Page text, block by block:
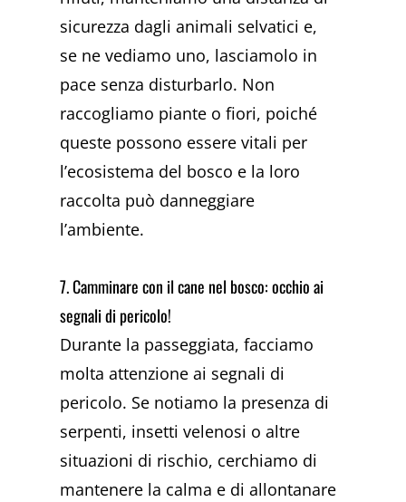
sicurezza dagli animali selvatici e,
se ne vediamo uno, lasciamolo in
pace senza disturbarlo. Non
raccogliamo piante o fiori, poiché
queste possono essere vitali per
l’ecosistema del bosco e la loro
raccolta può danneggiare
l’ambiente.
7. Camminare con il cane nel bosco: occhio ai
segnali di pericolo!
Durante la passeggiata, facciamo
molta attenzione ai segnali di
pericolo. Se notiamo la presenza di
serpenti, insetti velenosi o altre
situazioni di rischio, cerchiamo di
mantenere la calma e di allontanare